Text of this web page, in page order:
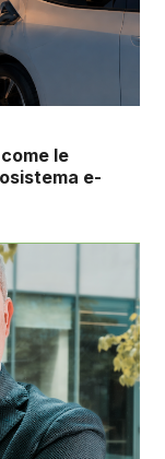
le
e-